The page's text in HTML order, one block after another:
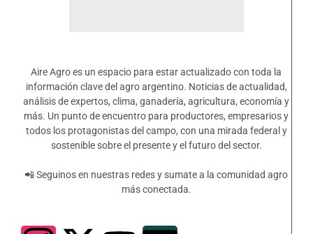
Aire Agro es un espacio para estar actualizado con toda la
información clave del agro argentino. Noticias de actualidad,
análisis de expertos, clima, ganadería, agricultura, economía y
más. Un punto de encuentro para productores, empresarios y
todos los protagonistas del campo, con una mirada federal y
sostenible sobre el presente y el futuro del sector.
📲 Seguinos en nuestras redes y sumate a la comunidad agro
más conectada.